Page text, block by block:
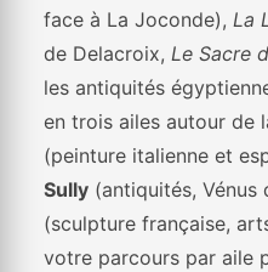
face à La Joconde),La
de Delacroix,Le Sacre
les antiquités
en trois ailes autour de
(peinture italienne et
Sully (antiquités, Vénus
(sculpture française,
votre parcours par aile